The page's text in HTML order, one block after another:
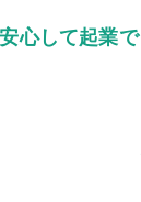
心して起業